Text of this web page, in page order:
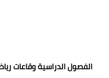
الفصول الدراسية وقاعات